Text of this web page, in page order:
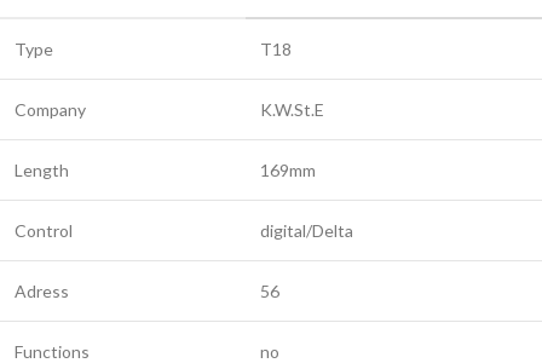
Type T18
Company K.W.St.E
Length 169mm
Control digital/Delta
Adress 56
Functions no